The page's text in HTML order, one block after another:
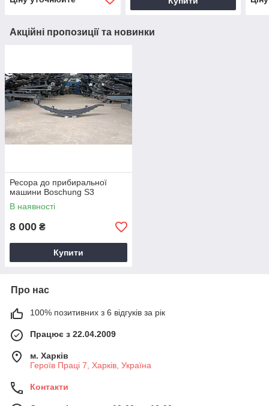
Акційні пропозиції та новинки
Ресора до прибиральної
машини Boschung S3
В наявності
8 000 ₴
Купити
Про нас
100% позитивних з 6 відгуків за рік
Працює з 22.04.2009
м. Харків
Героїв Праці 7, Харків, Україна
Контакти